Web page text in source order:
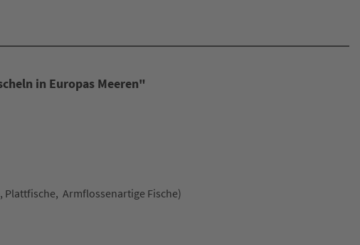
in Europas Meeren"
Plattfische, Armflossenartige Fische)